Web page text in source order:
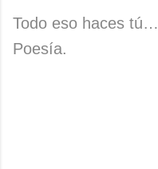
Todo eso haces tú…
Poesía.